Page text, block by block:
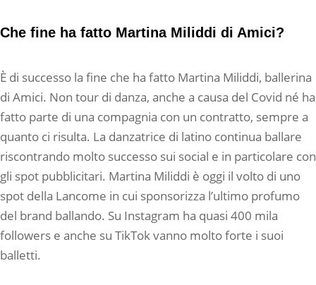
Che fine ha fatto Martina Miliddi di Amici?
È di successo la fine che ha fatto Martina Miliddi, ballerina
di Amici. Non tour di danza, anche a causa del Covid né ha
fatto parte di una compagnia con un contratto, sempre a
quanto ci risulta. La danzatrice di latino continua ballare
riscontrando molto successo sui social e in particolare con
gli spot pubblicitari. Martina Miliddi è oggi il volto di uno
spot della Lancome in cui sponsorizza l’ultimo profumo
del brand ballando. Su Instagram ha quasi 400 mila
followers e anche su TikTok vanno molto forte i suoi
balletti.